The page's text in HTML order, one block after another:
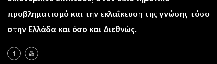
προβληματισμό και την εκλαΐκευση της γνώσης τόσο
στην Ελλάδα και όσο και Διεθνώς.